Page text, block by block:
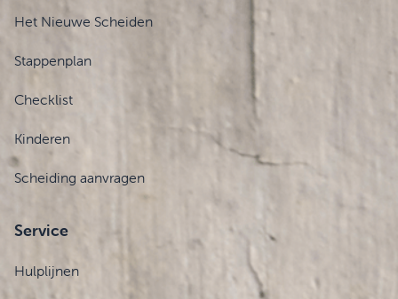
Het Nieuwe Scheiden
Stappenplan
Checklist
Kinderen
Scheiding aanvragen
Service
Hulplijnen